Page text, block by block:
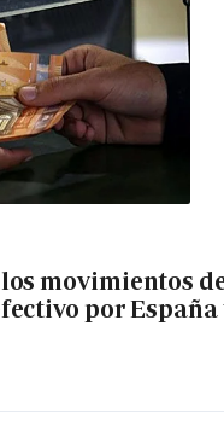
movimientos
por España